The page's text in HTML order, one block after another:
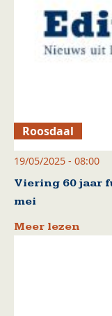
Roosdaal
19/05/2025 - 08:00
Viering 60 jaar
mei
Meer lezen